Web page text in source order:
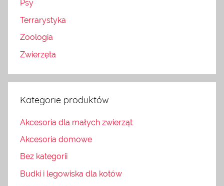
Psy
Terrarystyka
Zoologia
Zwierzęta
Kategorie produktów
Akcesoria dla małych zwierząt
Akcesoria domowe
Bez kategorii
Budki i legowiska dla kotów